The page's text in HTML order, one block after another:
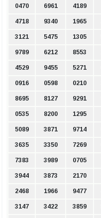
0470 6961 4189
4718 9340 1965
3121 5475 1305
9789 6212 8553
4529 9455 5271
0916 0598 0210
8695 8127 9291
0535 8200 1295
5089 3871 9714
3635 3350 7269
7383 3989 0705
3944 3873 2170
2468 1966 9477
3147 3422 3859